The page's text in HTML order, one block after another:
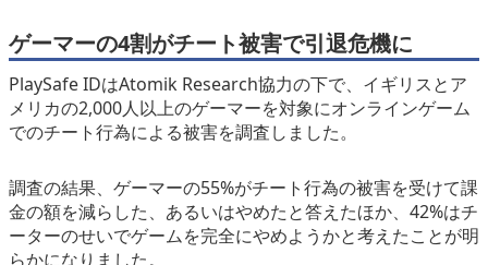
ゲーマーの4割がチート被害で引退危機に
PlaySafe IDはAtomik Research協力の下で、イギリスとア
メリカの2,000人以上のゲーマーを対象にオンラインゲーム
でのチート行為による被害を調査しました。
調査の結果、ゲーマーの55%がチート行為の被害を受けて課
金の額を減らした、あるいはやめたと答えたほか、42%はチ
ーターのせいでゲームを完全にやめようかと考えたことが明
らかになりました。